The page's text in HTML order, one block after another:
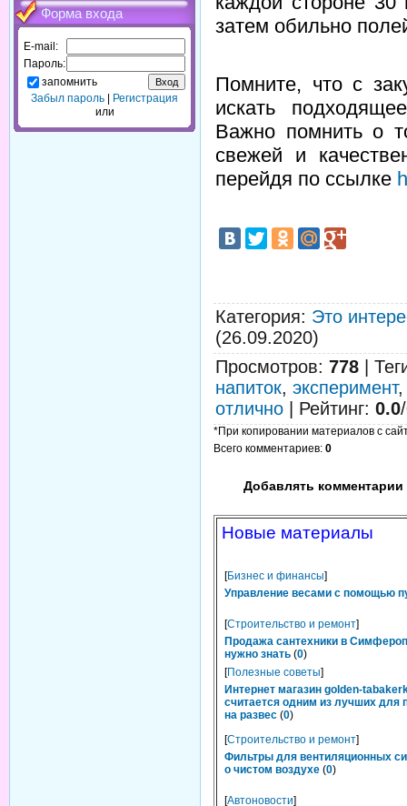
Форма входа
E-mail:
Пароль:
запомнить
Забыл пароль
Регистрация
или
затем обильно
Помните, что с
искать
Важно помнить о
свежей и
перейдя по ссылке
Категория: Это
(26.09.2020)
Просмотров: 778
напиток, эксперимент
отлично
Рейтинг: 0.0/
*При копировании материалов с
Всего комментариев: 0
Добавлять комментарии
Новые материалы
[Бизнес и финансы]
Управление весами с помощью
[Строительство и ремонт]
Продажа сантехники в
нужно знать (0)
[Полезные советы]
Интернет магазин golden-
считается одним из лучших для
на развес (0)
[Строительство и ремонт]
Фильтры для вентиляционных
о чистом воздухе (0)
[Автоновости]